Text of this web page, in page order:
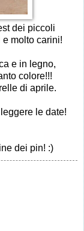
dei piccoli
molto carini!
e in legno,
colore!!!
di aprile.
le date!
dei pin! :)